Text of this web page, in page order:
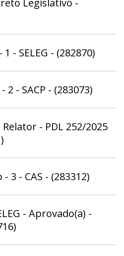
Legislativo -
- SELEG - (282870)
2 - SACP - (283073)
- PDL 252/2025
3 - CAS - (283312)
- Aprovado(a) -